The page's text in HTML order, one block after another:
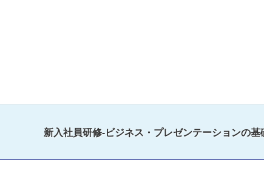
新入社員研修-ビジネス・プレゼンテーションの基